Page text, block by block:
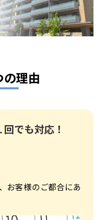
理由
でも対応！
お客様のご都合にあ